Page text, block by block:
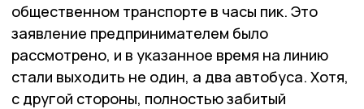
общественном транспорте в часы пик. Это
заявление предпринимателем было
рассмотрено, и в указанное время на линию
стали выходить не один, а два автобуса. Хотя,
с другой стороны, полностью забитый